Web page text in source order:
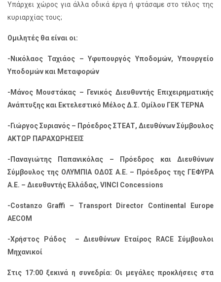
Υπάρχει χώρος για άλλα οδικά έργα ή φτάσαμε στο τέλος της
κυριαρχίας τους;
Ομιλητές θα είναι οι:
-Νικόλαος Ταχιάος – Υφυπουργός Υποδομών, Υπουργείο
Υποδομών και Μεταφορών
-Μάνος Μουστάκας – Γενικός Διευθυντής Επιχειρηματικής
Ανάπτυξης και Εκτελεστικό Μέλος Δ.Σ. Ομίλου ΓΕΚ ΤΕΡΝΑ
-Γιώργος Συριανός – Πρόεδρος ΣΤΕΑΤ, Διευθύνων Σύμβουλος
ΑΚΤΩΡ ΠΑΡΑΧΩΡΗΣΕΙΣ
-Παναγιώτης Παπανικόλας – Πρόεδρος και Διευθύνων
Σύμβουλος της ΟΛΥΜΠΙΑ ΟΔΟΣ Α.Ε. – Πρόεδρος της ΓΕΦΥΡΑ
Α.Ε. – Διευθυντής Ελλάδας, VINCI Concessions
-Costanzo Graffi – Transport Director Continental Europe
AECOM
-Χρήστος Ράδος – Διευθύνων Εταίρος RACE Σύμβουλοι
Μηχανικοί
Στις 17:00 ξεκινά η συνεδρία: Οι μεγάλες προκλήσεις στα